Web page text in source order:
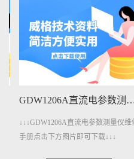
GDW1206A直流电参数测量仪维修手册下载
↓↓↓GDW1206A直流电参数测量仪维修
手册点击下方图片即可下载↓↓↓